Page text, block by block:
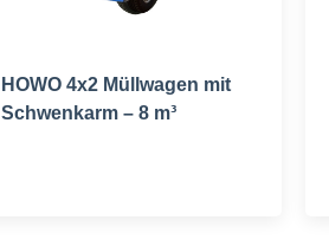
HOWO 4x2 Müllwagen mit
Schwenkarm – 8 m³